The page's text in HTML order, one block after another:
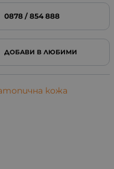
0878 / 854 888
ДОБАВИ В ЛЮБИМИ
кожа